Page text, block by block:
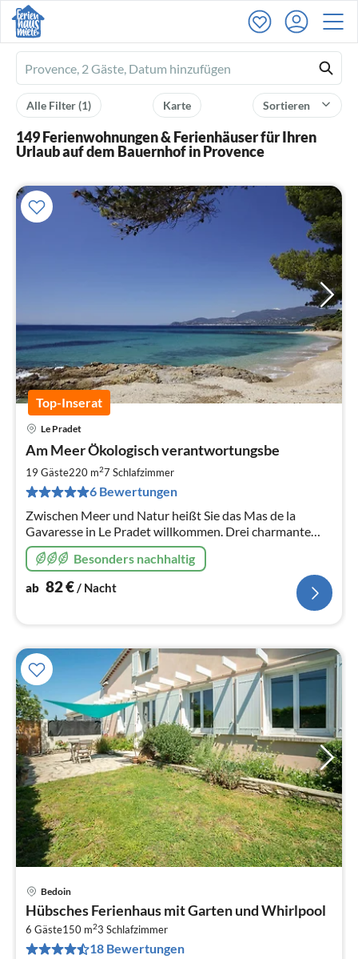
Ferienhausmiete
logo
Sortieren
Karte
Alle Filter(1)
149 Ferienwohnungen & Ferienhäuser für Ihren
Urlaub auf dem Bauernhof in Provence
Top-Inserat
Le Pradet
Am Meer Ökologisch verantwortungsbe
19 Gäste220 m27 Schlafzimmer
6 Bewertungen
Zwischen Meer und Natur heißt Sie das Mas de la
Gavaresse in Le Pradet willkommen. Drei charmante
Ferienhäuser am Meer, mitten in der Natur.
Besonders nachhaltig
ab 82€/ Nacht
Bedoin
Hübsches Ferienhaus mit Garten und Whirlpool
6 Gäste150 m23 Schlafzimmer
18 Bewertungen